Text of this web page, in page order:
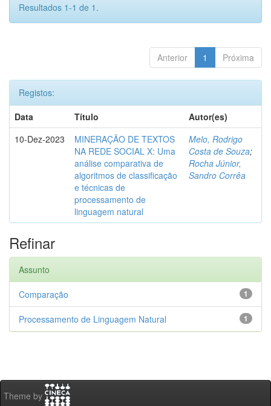
Resultados 1-1 de 1.
Anterior 1 Próxima
Registos:
Data
Título
Autor(es)
10-Dez-2023
MINERAÇÃO DE TEXTOS
NA REDE SOCIAL X: Uma
análise comparativa de
algoritmos de classificação
e técnicas de
processamento de
linguagem natural
Melo, Rodrigo
Costa de Souza;
Rocha Júnior,
Sandro Corrêa
Refinar
Assunto
1
Comparação
1
Processamento de Linguagem Natural
Theme by